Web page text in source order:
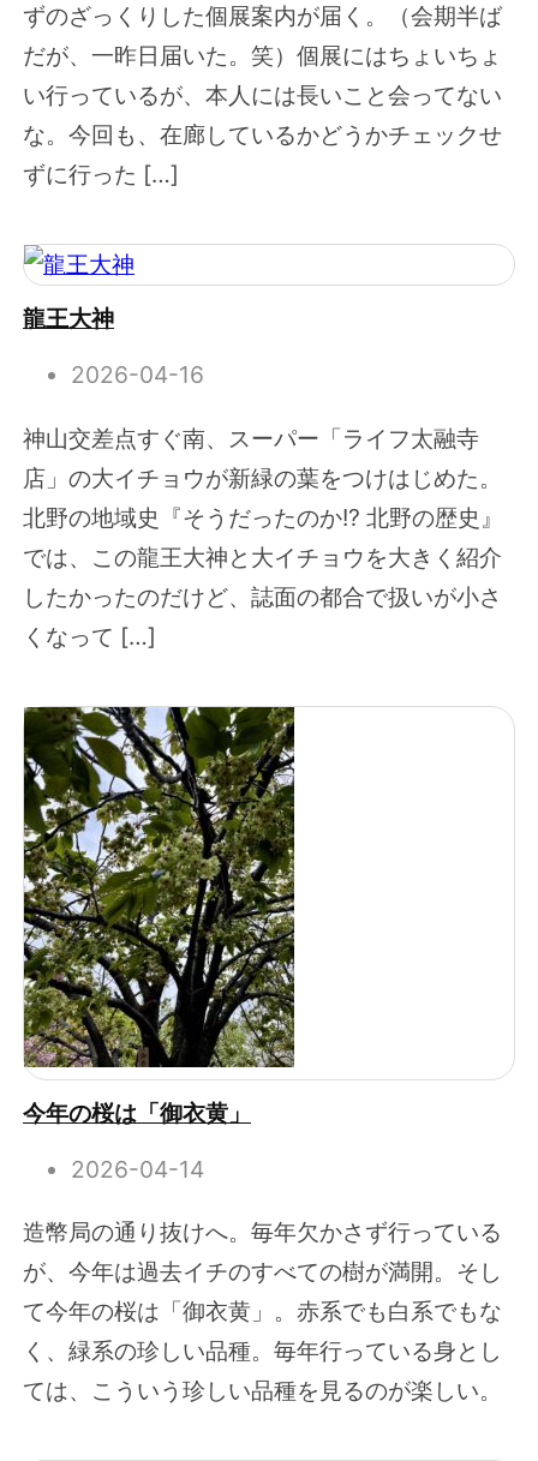
ずのざっくりした個展案内が届く。（会期半ば
だが、一昨日届いた。笑）個展にはちょいちょ
い行っているが、本人には長いこと会ってない
な。今回も、在廊しているかどうかチェックせ
ずに行った […]
龍王大神
2026-04-16
神山交差点すぐ南、スーパー「ライフ太融寺
店」の大イチョウが新緑の葉をつけはじめた。
北野の地域史『そうだったのか!? 北野の歴史』
では、この龍王大神と大イチョウを大きく紹介
したかったのだけど、誌面の都合で扱いが小さ
くなって […]
今年の桜は「御衣黄」
2026-04-14
造幣局の通り抜けへ。毎年欠かさず行っている
が、今年は過去イチのすべての樹が満開。そし
て今年の桜は「御衣黄」。赤系でも白系でもな
く、緑系の珍しい品種。毎年行っている身とし
ては、こういう珍しい品種を見るのが楽しい。